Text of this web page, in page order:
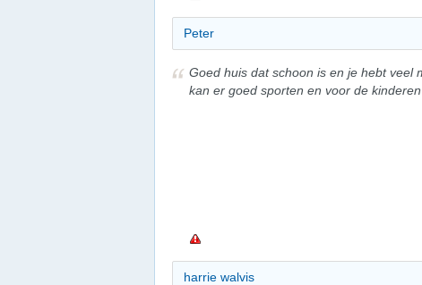
Peter
Goed huis dat schoon is en je hebt veel
kan er goed sporten en voor de
harrie walvis